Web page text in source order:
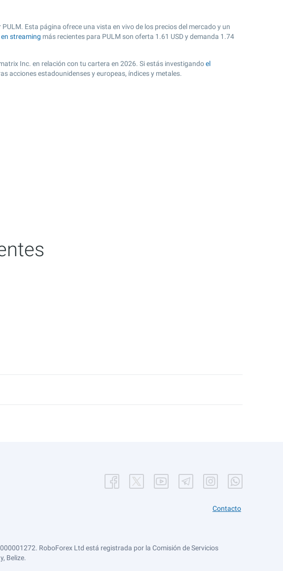
PULM. Esta página ofrece una vista en vivo de los precios del mercado y un
streaming más recientes para PULM son oferta 1.61 USD y demanda 1.74
Inc. en relación con tu cartera en 2026. Si estás investigandoel
acciones estadounidenses y europeas, índices y metales.
Contacto
RoboForex Ltd está registrada por la Comisión de Servicios
Belize.